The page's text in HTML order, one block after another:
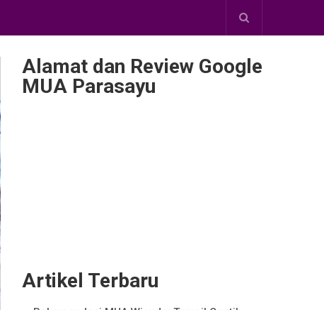
Alamat dan Review Google
MUA Parasayu
Artikel Terbaru